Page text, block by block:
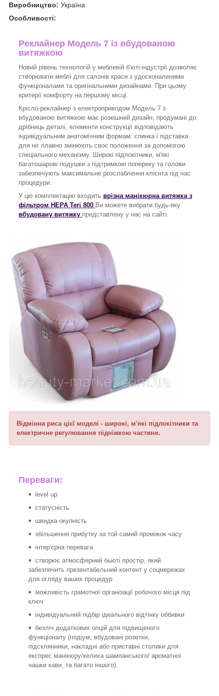
Виробництво: Україна
Особливості:
Реклайнер Модель 7 із вбудованою
витяжкою
Новий рівень технологій у меблевій б'юті-індустрії дозволяє
створювати меблі для салонів краси з удосконаленими
функціоналами та оригінальними дизайнами. При цьому
критерії комфорту на першому місці.
Крісло-реклайнер з електроприводом Модель 7 з
вбудованою витяжкою має розкішний дизайн, продумані до
дрібниць деталі, елементи конструкції відповідають
індивідуальним анатомічним формам: спинка і підставка
для ніг плавно змінюють своє положення за допомогою
спеціального механізму. Широкі підлокітники, м'які
багатошарові подушки з підтримкою попереку та голови
забезпечують максимальне розслаблення клієнта під час
процедури.
У цю комплектацію входить врізна манікюрна витяжка з
фільтром HEPA Teri 800 Ви можете вибрати будь-яку
вбудовану витяжку представлену у нас на сайті.
Відмінна риса цієї моделі - широкі, м'які підлокітники та
електричне регулювання підніжкою частини.
Переваги:
level up
статусність
швидка окупність
збільшення прибутку за той самий проміжок часу
інтер'єрна перевага
створює атмосферний бьюті простір, який
забезпечить презентабельний контент у соцмережах
для огляду ваших процедур
можливість грамотної організації робочого місця під
ключ
індивідуальний підбір ідеального відтінку оббивки
безліч додаткових опцій для підвищеного
функціоналу (подіум, вбудовані розетки,
підсклянники, накладні або приставні столики для
експрес манікюру/келиха шампанського/ ароматної
чашки кави, та багато іншого).